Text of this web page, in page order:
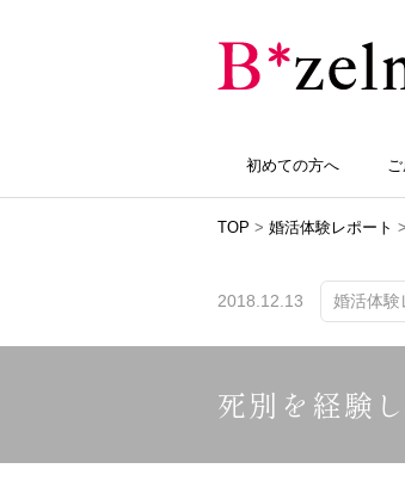
初めての方へ
TOP > 婚活体験レポート >
2018.12.13 婚活体験
死別を経験